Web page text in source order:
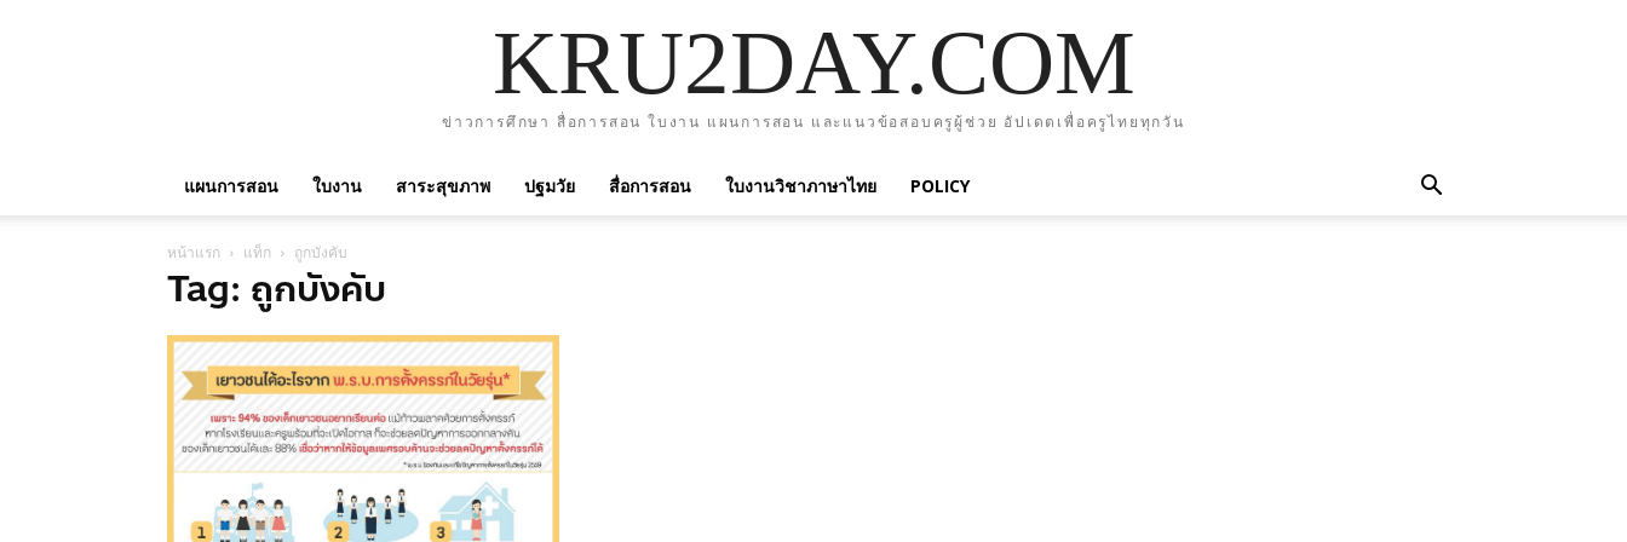
KRU2DAY.COM
ข่าวการศึกษา สื่อการสอน ใบงาน แผนการสอน และแนวข้อสอบครูผู้ช่วย อัปเดตเพื่อครูไทยทุกวัน
แผนการสอน ใบงาน สาระสุขภาพ ปฐมวัย สื่อการสอน ใบงานวิชาภาษาไทย POLICY
หน้าแรก แท็ก ถูกบังคับ
Tag: ถูกบังคับ